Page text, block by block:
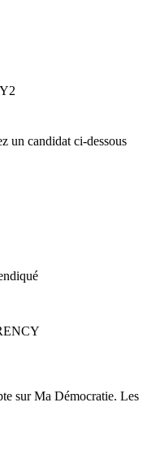
2
un candidat ci-dessous
sur Ma Démocratie. Les